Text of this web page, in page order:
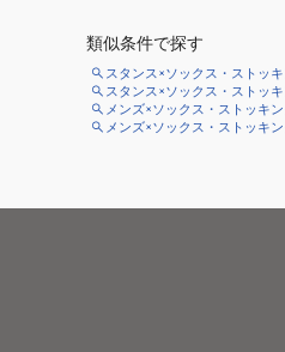
類似条件で探す
スタンス×ソックス・ストッ
スタンス×ソックス・ストッ
メンズ×ソックス・ストッキ
メンズ×ソックス・ストッキ